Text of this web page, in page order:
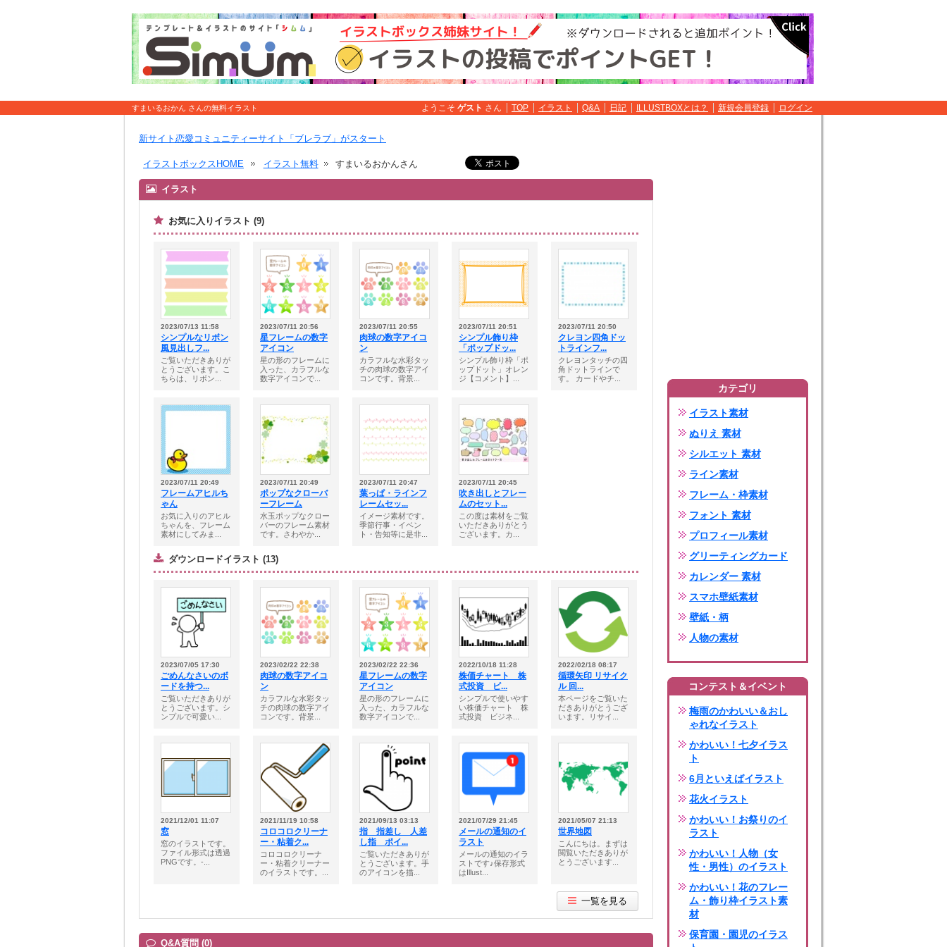
すまいるおかん さんの無料イラスト ようこそ ゲスト さん TOP イラスト Q&A 日記 ILLUSTBOXとは？ 新規会員登録 ログイン
新サイト恋愛コミュニティーサイト「ブレラブ」がスタート
イラストボックスHOME イラスト無料 すまいるおかんさん
イラスト
お気に入りイラスト (9)
2023/07/13 11:58
シンプルなリボン
風見出しフ...
ご覧いただきありが
とうございます。こ
ちらは、リボン...
2023/07/11 20:56
星フレームの数字
アイコン
星の形のフレームに
入った、カラフルな
数字アイコンで...
2023/07/11 20:55
肉球の数字アイコ
ン
カラフルな水彩タッ
チの肉球の数字アイ
コンです。背景...
2023/07/11 20:51
シンプル飾り枠
「ポップドッ...
シンプル飾り枠「ポ
ップドット」オレン
ジ【コメント】...
2023/07/11 20:50
クレヨン四角ドッ
トラインフ...
クレヨンタッチの四
角ドットラインで
す。 カードやチ...
2023/07/11 20:49
フレームアヒルち
ゃん
お気に入りのアヒル
ちゃんを、フレーム
素材にしてみま...
2023/07/11 20:49
ポップなクローバ
ーフレーム
水玉ポップなクロー
バーのフレーム素材
です。さわやか...
2023/07/11 20:47
葉っぱ・ラインフ
レームセッ...
イメージ素材です。
季節行事・イベン
ト・告知等に是非...
2023/07/11 20:45
吹き出しとフレー
ムのセット...
この度は素材をご覧
いただきありがとう
ございます。カ...
ダウンロードイラスト (13)
2023/07/05 17:30
ごめんなさいのボ
ードを持つ...
ご覧いただきありが
とうございます。シ
ンプルで可愛い...
2023/02/22 22:38
肉球の数字アイコ
ン
カラフルな水彩タッ
チの肉球の数字アイ
コンです。背景...
2023/02/22 22:36
星フレームの数字
アイコン
星の形のフレームに
入った、カラフルな
数字アイコンで...
2022/10/18 11:28
株価チャート 株
式投資 ビ...
シンプルで使いやす
い株価チャート 株
式投資 ビジネ...
2022/02/18 08:17
循環矢印 リサイク
ル 回...
本ページをご覧いた
だきありがとうござ
います。リサイ...
2021/12/01 11:07
窓
窓のイラストです。
ファイル形式は透過
PNGです。-...
2021/11/19 10:58
コロコロクリーナ
ー・粘着ク...
コロコロクリーナ
ー・粘着クリーナー
のイラストです。...
2021/09/13 03:13
指 指差し 人差
し指 ポイ...
ご覧いただきありが
とうございます。手
のアイコンを描...
2021/07/29 21:45
メールの通知のイ
ラスト
メールの通知のイラ
ストです♪保存形式
はIllust...
2021/05/07 21:13
世界地図
こんにちは。まずは
閲覧いただきありが
とうございます...
一覧を見る
Q&A質問 (0)
カテゴリ
イラスト素材
ぬりえ 素材
シルエット 素材
ライン素材
フレーム・枠素材
フォント 素材
プロフィール素材
グリーティングカード
カレンダー 素材
スマホ壁紙素材
壁紙・柄
人物の素材
コンテスト＆イベント
梅雨のかわいい＆おし
ゃれなイラスト
かわいい！七夕イラス
ト
6月といえばイラスト
花火イラスト
かわいい！お祭りのイ
ラスト
かわいい！人物（女
性・男性）のイラスト
かわいい！花のフレー
ム・飾り枠イラスト素
材
保育園・園児のイラス